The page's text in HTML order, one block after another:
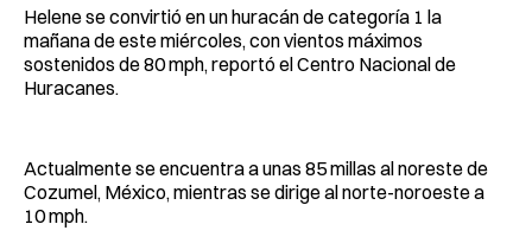
Helene se convirtió en un huracán de categoría 1 la
mañana de este miércoles, con vientos máximos
sostenidos de 80 mph, reportó el Centro Nacional de
Huracanes.
Actualmente se encuentra a unas 85 millas al noreste de
Cozumel, México, mientras se dirige al norte-noroeste a
10 mph.